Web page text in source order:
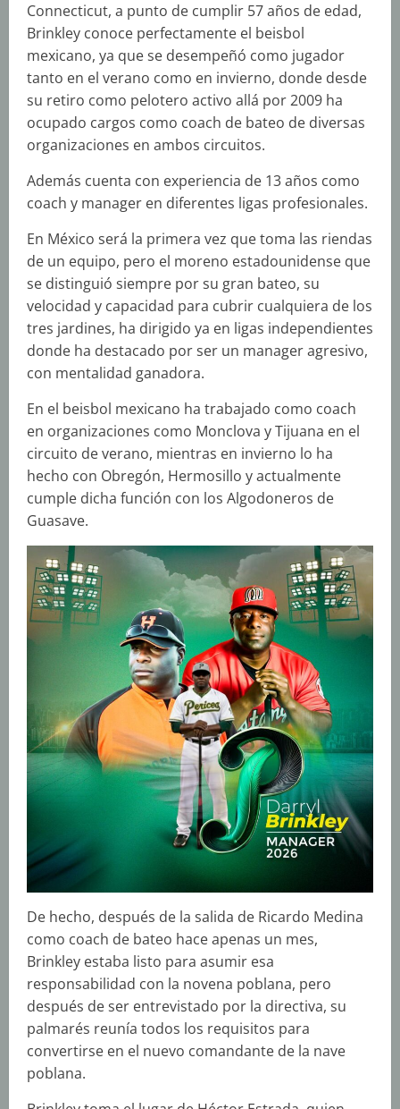
Connecticut, a punto de cumplir 57 años de edad,
Brinkley conoce perfectamente el beisbol
mexicano, ya que se desempeñó como jugador
tanto en el verano como en invierno, donde desde
su retiro como pelotero activo allá por 2009 ha
ocupado cargos como coach de bateo de diversas
organizaciones en ambos circuitos.
Además cuenta con experiencia de 13 años como
coach y manager en diferentes ligas profesionales.
En México será la primera vez que toma las riendas
de un equipo, pero el moreno estadounidense que
se distinguió siempre por su gran bateo, su
velocidad y capacidad para cubrir cualquiera de los
tres jardines, ha dirigido ya en ligas independientes
donde ha destacado por ser un manager agresivo,
con mentalidad ganadora.
En el beisbol mexicano ha trabajado como coach
en organizaciones como Monclova y Tijuana en el
circuito de verano, mientras en invierno lo ha
hecho con Obregón, Hermosillo y actualmente
cumple dicha función con los Algodoneros de
Guasave.
De hecho, después de la salida de Ricardo Medina
como coach de bateo hace apenas un mes,
Brinkley estaba listo para asumir esa
responsabilidad con la novena poblana, pero
después de ser entrevistado por la directiva, su
palmarés reunía todos los requisitos para
convertirse en el nuevo comandante de la nave
poblana.